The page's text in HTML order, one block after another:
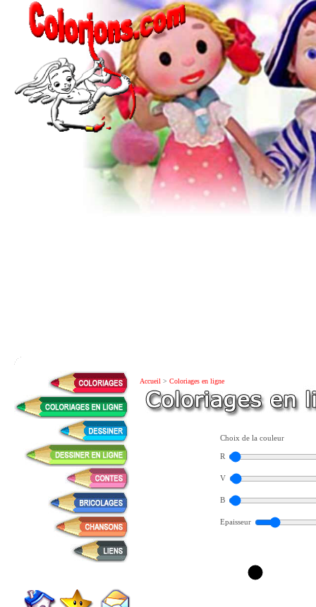
Accueil > Coloriages en ligne
Choix de la couleur
R
V
B
Epaisseur